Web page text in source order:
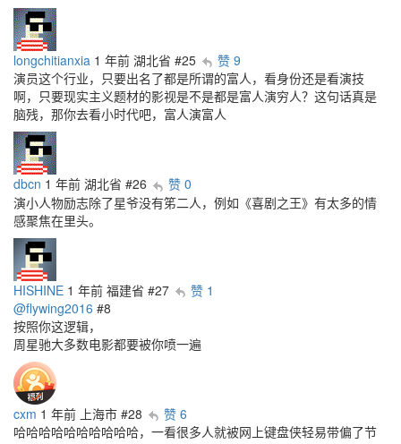
longchitianxia 1 年前 湖北省 #25
赞 9
演员这个行业，只要出名了都是所谓的富人，看身份还是看演技
啊，只要现实主义题材的影视是不是都是富人演穷人？这句话真是
脑残，那你去看小时代吧，富人演富人
dbcn 1 年前 湖北省 #26
赞 0
演小人物励志除了星爷没有笫二人，例如《喜剧之王》有太多的情
感聚焦在里头。
HISHINE 1 年前 福建省 #27
赞 1
@flywing2016 #8
按照你这逻辑，
周星驰大多数电影都要被你喷一遍
cxm 1 年前 上海市 #28
赞 6
哈哈哈哈哈哈哈哈哈哈，一看很多人就被网上键盘侠轻易带偏了节